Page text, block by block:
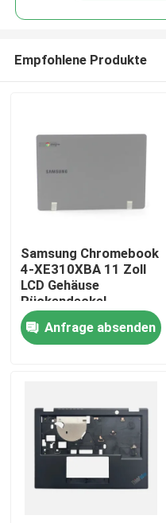
Nach Hause
Kontakte
Produkte
Empfohlene Produkte
Samsung Chromebook
4-XE310XBA 11 Zoll
LCD Gehäuse
Rückendeckel
Dunkelgrau BA98-
01974BAnfrage absenden